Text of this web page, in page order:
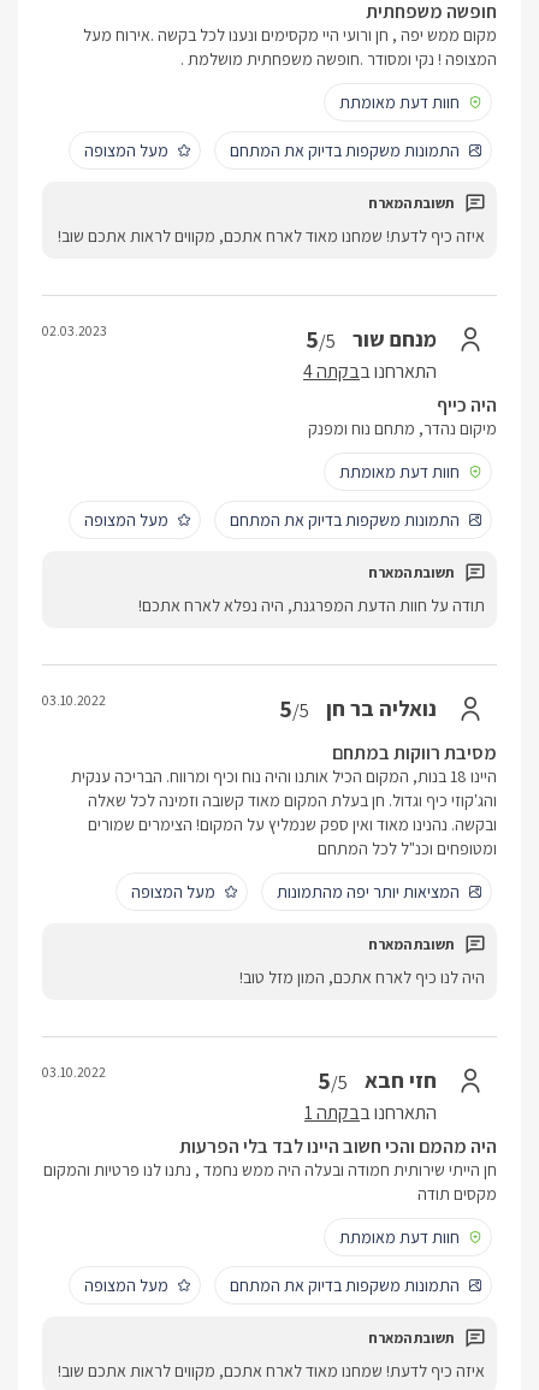
חופשה משפחתית
מקום ממש יפה , חן ורועי היי מקסימים ונענו לכל בקשה .אירוח מעל
המצופה ! נקי ומסודר .חופשה משפחתית מושלמת .
חוות דעת מאומתת
התמונות משקפות בדיוק את המתחם מעל המצופה
איזה כיף לדעת! שמחנו מאוד לארח אתכם, מקווים לראות אתכם שוב!
מנחם שור 5/5
התארחנו בבקתה 4
02.03.2023
היה כייף
מיקום נהדר, מתחם נוח ומפנק
חוות דעת מאומתת
התמונות משקפות בדיוק את המתחם מעל המצופה
תודה על חוות הדעת המפרגנת, היה נפלא לארח אתכם!
נואליה בר חן 5/5
03.10.2022
מסיבת רווקות במתחם
היינו 18 בנות, המקום הכיל אותנו והיה נוח וכיף ומרווח. הבריכה ענקית
והג'קוזי כיף וגדול. חן בעלת המקום מאוד קשובה וזמינה לכל שאלה
ובקשה. נהנינו מאוד ואין ספק שנמליץ על המקום! הצימרים שמורים
ומטופחים וכנ"ל לכל המתחם
המציאות יותר יפה מהתמונות
מעל המצופה
היה לנו כיף לארח אתכם, המון מזל טוב!
חזי חבא 5/5
התארחנו בבקתה 1
03.10.2022
היה מהמם והכי חשוב היינו לבד בלי הפרעות
חן הייתי שירותית חמודה ובעלה היה ממש נחמד , נתנו לנו פרטיות והמקום
מקסים תודה
חוות דעת מאומתת
התמונות משקפות בדיוק את המתחם מעל המצופה
איזה כיף לדעת! שמחנו מאוד לארח אתכם, מקווים לראות אתכם שוב!